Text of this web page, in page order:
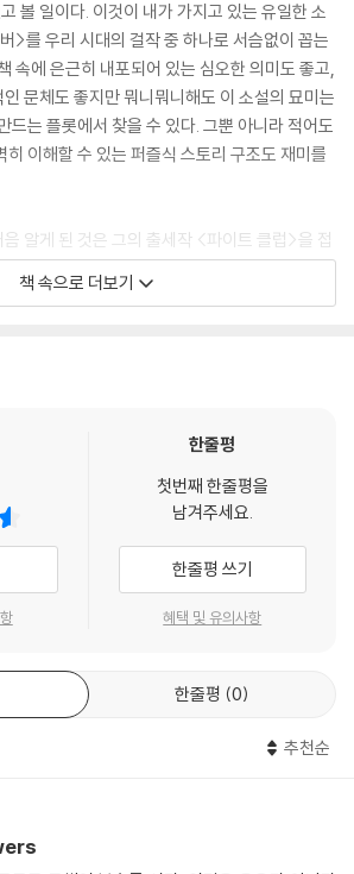
볼 일이다. 이것이 내가 가지고 있는 유일한 소
>를 우리 시대의 걸작 중 하나로 서슴없이 꼽는
속에 은근히 내포되어 있는 심오한 의미도 좋고,
문체도 좋지만 뭐니뭐니해도 이 소설의 묘미는
드는 플롯에서 찾을 수 있다. 그뿐 아니라 적어도
히 이해할 수 있는 퍼즐식 스토리 구조도 재미를
알게 된 것은 그의 출세작 <파이트 클럽>을 접
출현은 그야말로 신선한 충격이었다. 간결하면
체하며 얼굴에 절로 미소를 머금게 만드는 유머
들에게서 <파이트 클럽>보다 낫다는 평가를 받
회 풍자와 번뜩이는 위트, 혀를 내두르게 하는 기
뷔작 <인비저블 몬스트>도 그랬고, 물론 <파이
. 하지만 세 번째 작품 <서바이버>는 그 정도가
정을 향해 가는 속도는 초특급이고, 현대 사회에
심을 찌를 듯 날카롭기만 하다. 속세를 햔한 텐더
가 더욱 매력적인 이유는 아마도 세상을 바라보
아닌가 싶다. <서바이버>는 우리 시대의 소설
을 숭배하고, 인생사의 모든 해답을 공원에서 펼
아내려 하는 이 시대. 누가 우리를 구원해줄 것인
편 보지 않고, 시디 한 장 들어보지 않은 국회의
이야말로 우리의 진정한 구세주일지도 모를 일
책 속으로 더보기
한줄평
첫번째 한줄평을
남겨주세요.
한줄평 쓰기
혜택 및 유의사항
한줄평 0
추천순